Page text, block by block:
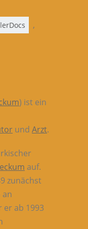
,
) ist ein
und Arzt.
auf.
zunächst
an
er ab 1993